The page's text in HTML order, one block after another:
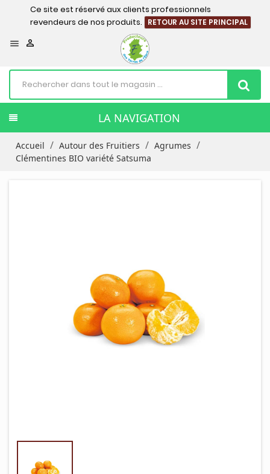
Ce site est réservé aux clients professionnels
revendeurs de nos produits.
RETOUR AU SITE PRINCIPAL
 
LA NAVIGATION
Accueil Autour des Fruitiers
Agrumes
Clémentines BIO variété Satsuma